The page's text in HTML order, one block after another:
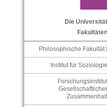
Die Universität
Fakultäten
Philosophische Fakultät I
Institut für Soziologie
Forschungsinstitut
Gesellschaftlicher
Zusammenhalt